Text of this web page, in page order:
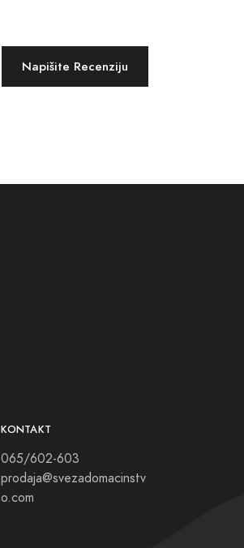
Napišite Recenziju
KONTAKT
065/602-603
prodaja@svezadomacinstv
o.com